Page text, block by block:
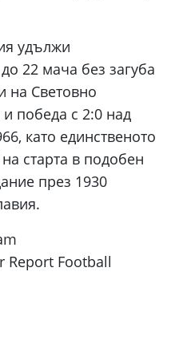
удължи
22 мача без загуба
на Световно
победа с 2:0 над
като единственото
старта в подобен
през 1930
Report Football